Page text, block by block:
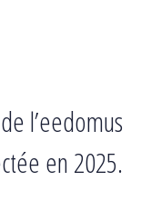
l’eedomus
en 2025.